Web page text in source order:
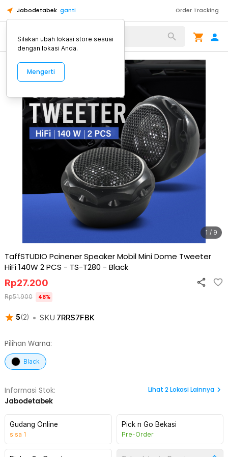
Jabodetabek ganti Order Tracking
Alat Kopi
1 / 9
TaffSTUDIO Pcinener Speaker Mobil Mini Dome Tweeter
HiFi 140W 2 PCS - TS-T280 - Black
5(2) • SKU 7RRS7FBK
Rp27.200
Rp51.900 48%
Pilihan Warna:
Black
Informasi Stok:
Jabodetabek
Lihat 2Lokasi Lainnya
Gudang Online
sisa 1
Pick n Go Bekasi
Pre-Order
Silakan ubah lokasi store sesuai
dengan lokasi Anda.
Mengerti